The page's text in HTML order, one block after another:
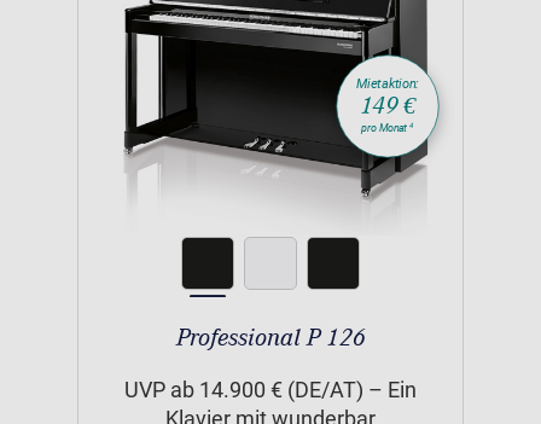
Mietaktion:
149 €
pro Monat4
Professional P 126
UVP ab 14.900 € (DE/AT) – Ein
Klavier mit wunderbar